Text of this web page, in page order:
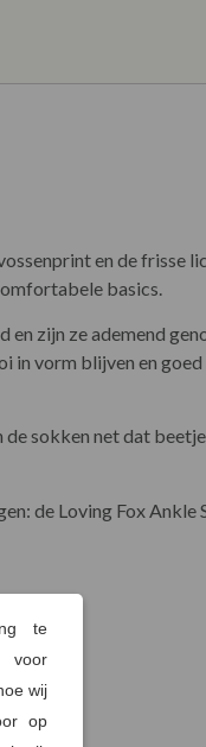
en de frisse
basics.
zijn ze ademend
in vorm blijven en
de sokken net dat
de Loving Fox Ankle